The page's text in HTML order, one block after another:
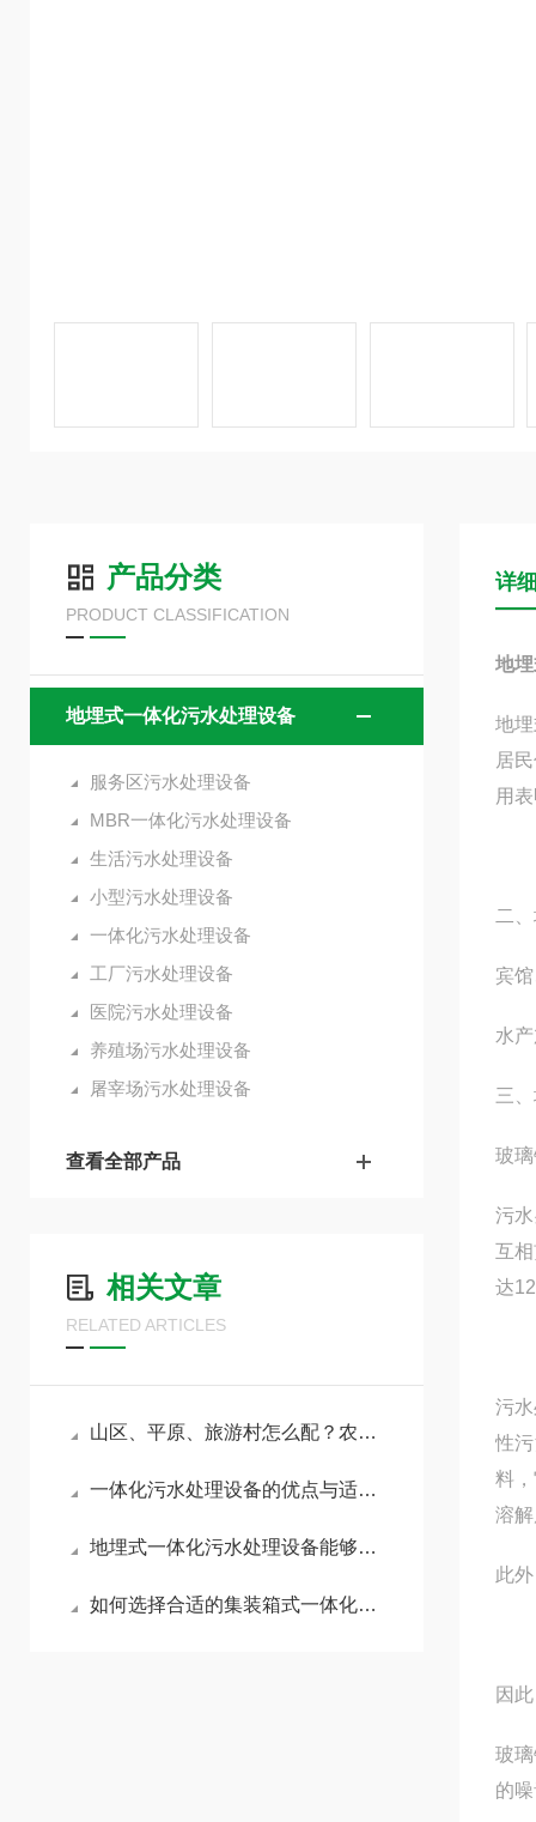
产品分类
PRODUCT CLASSIFICATION
地埋式一体化污水处理设备
服务区污水处理设备
MBR一体化污水处理设备
生活污水处理设备
小型污水处理设备
一体化污水处理设备
工厂污水处理设备
医院污水处理设备
养殖场污水处理设备
屠宰场污水处理设备
查看全部产品
相关文章
RELATED ARTICLES
山区、平原、旅游村怎么配？农村改造污水处理设备分场景选型方案
一体化污水处理设备的优点与适用范围
​地埋式一体化污水处理设备能够高效处理污水，节约用地空间
如何选择合适的集装箱式一体化污水处理设备？
详
地
地
居
用
二
宾
水
三
玻
污
互
达
污
性
料
溶
此
因
玻
的